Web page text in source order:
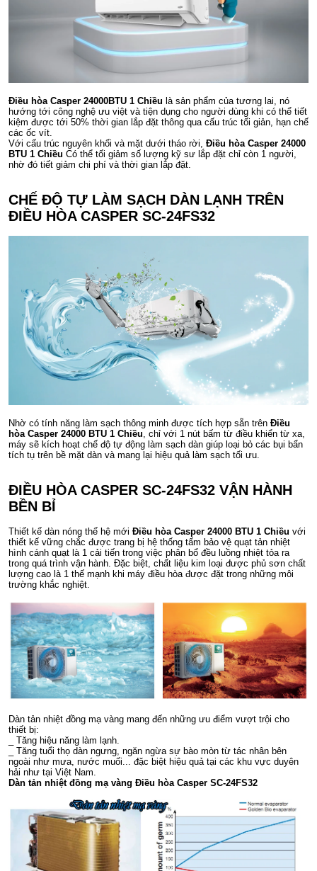
Điều hòa Casper 24000BTU 1 Chiều là sản phẩm của tương lai, nó
hướng tới công nghệ ưu việt và tiện dụng cho người dùng khi có thể tiết
kiệm được tới 50% thời gian lắp đặt thông qua cấu trúc tối giản, hạn chế
các ốc vít.
Với cấu trúc nguyên khối và mặt dưới tháo rời, Điều hòa Casper 24000
BTU 1 Chiều Có thể tối giảm số lượng kỹ sư lắp đặt chỉ còn 1 người,
nhờ đó tiết giảm chi phí và thời gian lắp đặt.
CHẾ ĐỘ TỰ LÀM SẠCH DÀN LẠNH TRÊN
ĐIỀU HÒA CASPER SC-24FS32
Nhờ có tính năng làm sạch thông minh được tích hợp sẵn trên Điều
hòa Casper 24000 BTU 1 Chiều , chỉ với 1 nút bấm từ điều khiển từ xa,
máy sẽ kích hoạt chế độ tự động làm sạch dàn giúp loại bỏ các bụi bẩn
tích tụ trên bề mặt dàn và mang lại hiệu quả làm sạch tối ưu.
ĐIỀU HÒA CASPER SC-24FS32 VẬN HÀNH
BỀN BỈ
Thiết kế dàn nóng thế hệ mới Điều hòa Casper 24000 BTU 1 Chiều với
thiết kế vững chắc được trang bị hệ thống tấm bảo vệ quạt tản nhiệt
hình cánh quạt là 1 cải tiến trong việc phân bổ đều luồng nhiệt tỏa ra
trong quá trình vận hành. Đặc biệt, chất liệu kim loại được phủ sơn chất
lượng cao là 1 thế mạnh khi máy điều hòa được đặt trong những môi
trường khắc nghiệt.
Dàn tản nhiệt đồng mạ vàng mang đến những ưu điểm vượt trội cho
thiết bị:
_ Tăng hiệu năng làm lạnh.
_ Tăng tuổi thọ dàn ngưng, ngăn ngừa sự bào mòn từ tác nhân bên
ngoài như mưa, nước muối... đặc biệt hiệu quả tại các khu vực duyên
hải như tại Việt Nam.
Dàn tản nhiệt đồng mạ vàng Điều hòa Casper SC-24FS32